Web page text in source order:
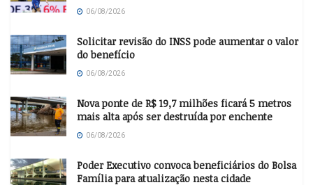
06/08/2026
Solicitar revisão do INSS pode aumentar o valor
do benefício
06/08/2026
Nova ponte de R$ 19,7 milhões ficará 5 metros
mais alta após ser destruída por enchente
06/08/2026
Poder Executivo convoca beneficiários do Bolsa
Família para atualização nesta cidade